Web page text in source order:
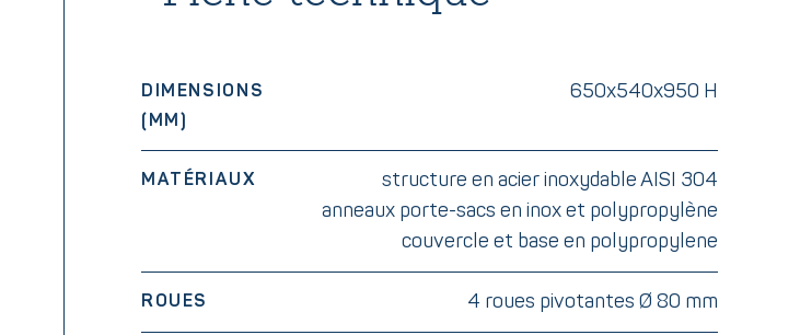
DIMENSIONS
(MM)
650x540x950 H
MATÉRIAUX
structure en acier inoxydable AISI 304
anneaux porte-sacs en inox et polypropylène
couvercle et base en polypropylene
ROUES 4 roues pivotantes Ø 80 mm